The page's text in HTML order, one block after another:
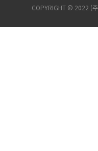
COPYRIGHT © 2022 (주